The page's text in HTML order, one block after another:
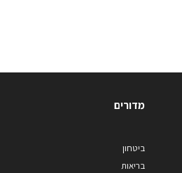
מדורים
ביטחון
בריאות